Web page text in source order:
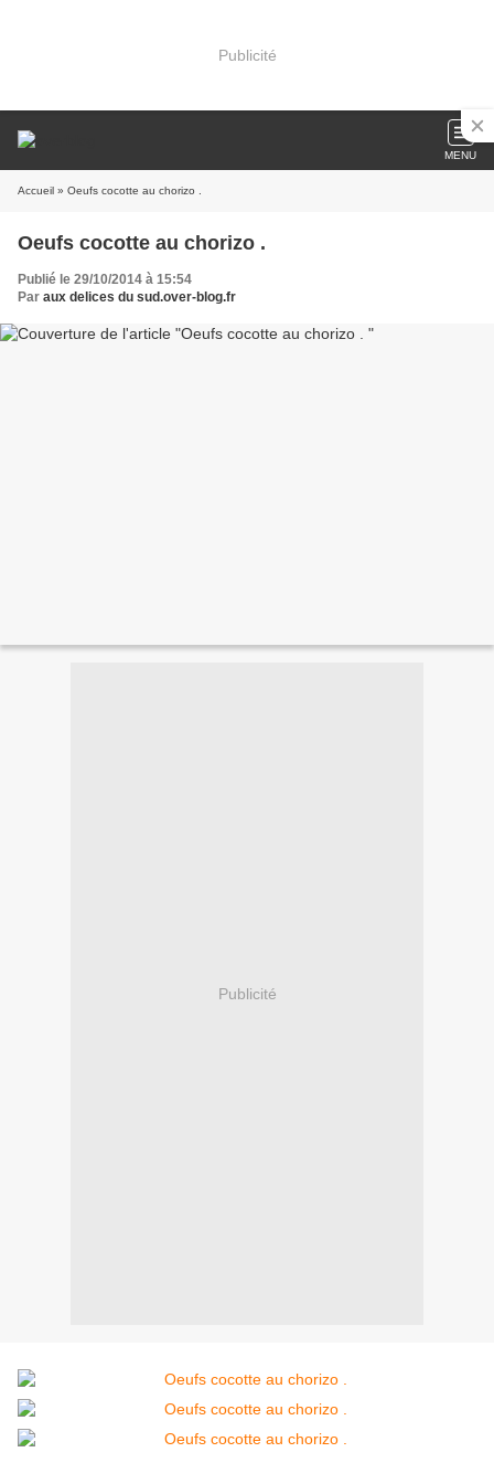
Publicité
MENU
Accueil » Oeufs cocotte au chorizo .
Oeufs cocotte au chorizo .
Publié le 29/10/2014 à 15:54
Par aux delices du sud.over-blog.fr
Publicité